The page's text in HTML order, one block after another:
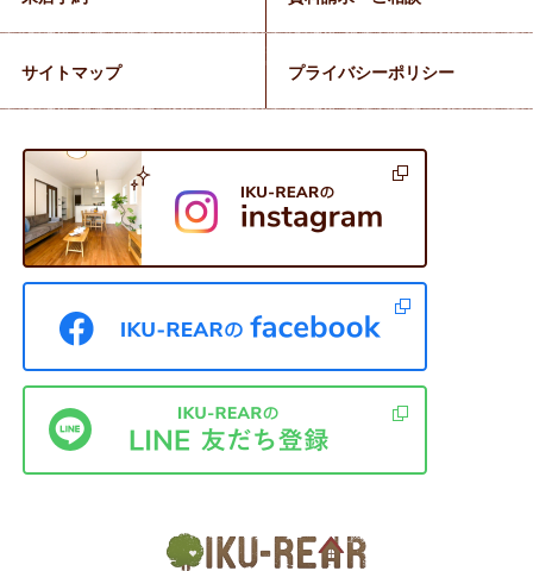
サイトマップ プライバシーポリシー